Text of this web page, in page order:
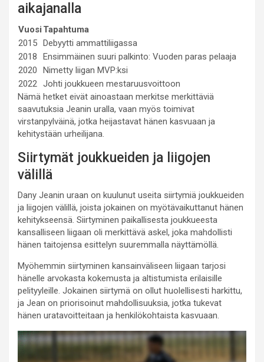
aikajanalla
Vuosi Tapahtuma
2015 Debyytti ammattiliigassa
2018
Ensimmäinen suuri palkinto: Vuoden paras pelaaja
2020
Nimetty liigan MVP:ksi
2022 Johti joukkueen mestaruusvoittoon
Nämä hetket eivät ainoastaan merkitse merkittäviä
saavutuksia Jeanin uralla, vaan myös toimivat
virstanpylväinä, jotka heijastavat hänen kasvuaan ja
kehitystään urheilijana.
Siirtymät joukkueiden ja liigojen
välillä
Dany Jeanin uraan on kuulunut useita siirtymiä joukkueiden
ja liigojen välillä, joista jokainen on myötävaikuttanut hänen
kehitykseensä. Siirtyminen paikallisesta joukkueesta
kansalliseen liigaan oli merkittävä askel, joka mahdollisti
hänen taitojensa esittelyn suuremmalla näyttämöllä.
Myöhemmin siirtyminen kansainväliseen liigaan tarjosi
hänelle arvokasta kokemusta ja altistumista erilaisille
pelityyleille. Jokainen siirtymä on ollut huolellisesti harkittu,
ja Jean on priorisoinut mahdollisuuksia, jotka tukevat
hänen uratavoitteitaan ja henkilökohtaista kasvuaan.